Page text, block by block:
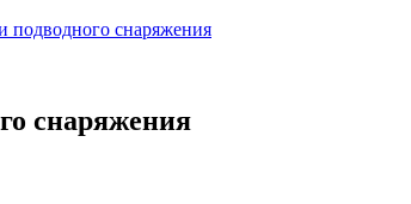
подводного снаряжения
снаряжения